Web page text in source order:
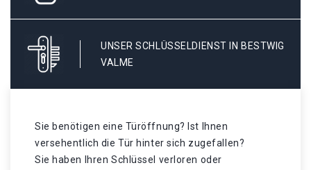
UNSER SCHLÜSSELDIENST IN BESTWIG
VALME
Sie benötigen eine Türöffnung? Ist Ihnen
versehentlich die Tür hinter sich zugefallen?
Sie haben Ihren Schlüssel verloren oder